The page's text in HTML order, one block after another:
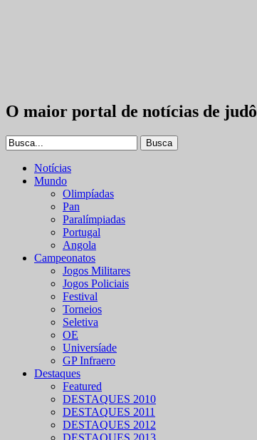
O maior portal de notícias de judô
Notícias
Mundo
Olimpíadas
Pan
Paralímpiadas
Portugal
Angola
Campeonatos
Jogos Militares
Jogos Policiais
Festival
Torneios
Seletiva
OE
Universíade
GP Infraero
Destaques
Featured
DESTAQUES 2010
DESTAQUES 2011
DESTAQUES 2012
DESTAQUES 2013